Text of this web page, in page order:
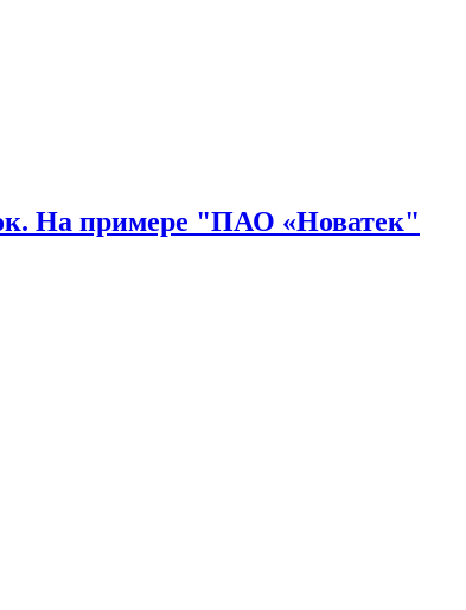
На примере "ПАО «Новатек"